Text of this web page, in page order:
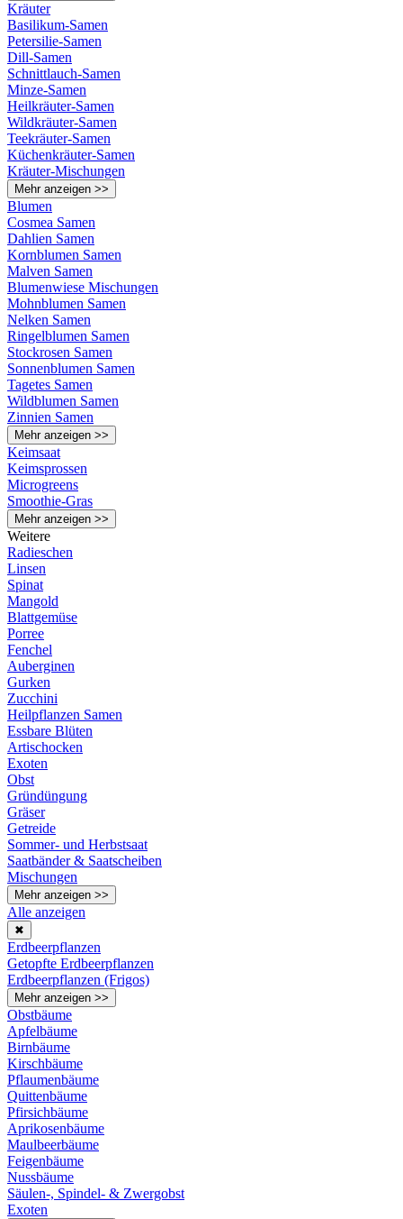
Kräuter
Basilikum-Samen
Petersilie-Samen
Dill-Samen
Schnittlauch-Samen
Minze-Samen
Heilkräuter-Samen
Wildkräuter-Samen
Teekräuter-Samen
Küchenkräuter-Samen
Kräuter-Mischungen
Mehr anzeigen >>
Blumen
Cosmea Samen
Dahlien Samen
Kornblumen Samen
Malven Samen
Blumenwiese Mischungen
Mohnblumen Samen
Nelken Samen
Ringelblumen Samen
Stockrosen Samen
Sonnenblumen Samen
Tagetes Samen
Wildblumen Samen
Zinnien Samen
Mehr anzeigen >>
Keimsaat
Keimsprossen
Microgreens
Smoothie-Gras
Mehr anzeigen >>
Weitere
Radieschen
Linsen
Spinat
Mangold
Blattgemüse
Porree
Fenchel
Auberginen
Gurken
Zucchini
Heilpflanzen Samen
Essbare Blüten
Artischocken
Exoten
Obst
Gründüngung
Gräser
Getreide
Sommer- und Herbstsaat
Saatbänder & Saatscheiben
Mischungen
Mehr anzeigen >>
Alle anzeigen
✖
Erdbeerpflanzen
Getopfte Erdbeerpflanzen
Erdbeerpflanzen (Frigos)
Mehr anzeigen >>
Obstbäume
Apfelbäume
Birnbäume
Kirschbäume
Pflaumenbäume
Quittenbäume
Pfirsichbäume
Aprikosenbäume
Maulbeerbäume
Feigenbäume
Nussbäume
Säulen-, Spindel- & Zwergobst
Exoten